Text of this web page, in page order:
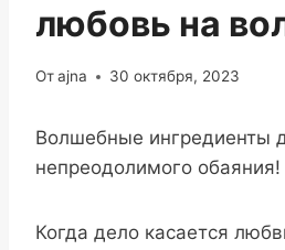
любовь на
Отajna 30 октября, 2023
Волшебные ингредиенты
непреодолимого обаяния!
Когда дело касается